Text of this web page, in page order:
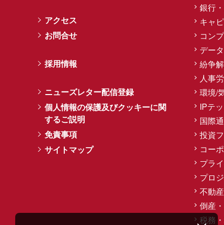
アクセス
お問合せ
採用情報
ニューズレター配信登録
個人情報の保護及びクッキーに関
するご説明
免責事項
サイトマップ
銀行
キャ
コン
デー
紛争
人事
環境/
IPテ
国際
投資
コー
プラ
プロ
不動産
倒産
税務